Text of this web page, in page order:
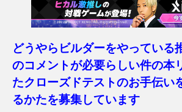
どうやらビルダーをやっている
のコメントが必要らしい件の本
たクローズドテストのお手伝い
るかたを募集しています